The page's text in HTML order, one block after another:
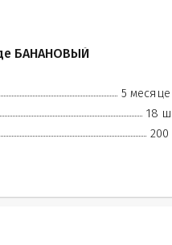
БАНАНОВЫЙ
5
18
200